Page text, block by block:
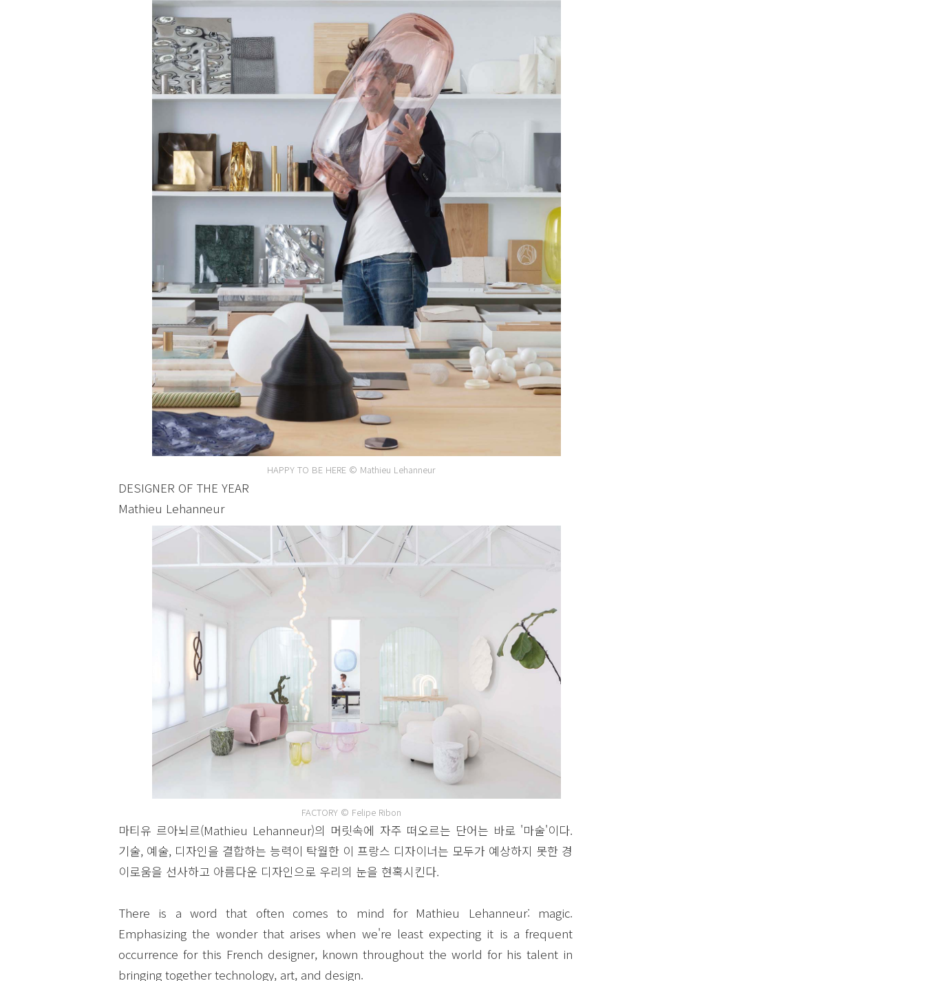
HAPPY TO BE HERE © Mathieu Lehanneur
DESIGNER OF THE YEAR
Mathieu Lehanneur
FACTORY © Felipe Ribon
마티유 르아뇌르(Mathieu Lehanneur)의 머릿속에 자주 떠오르는 단어는 바로 '마술'이다.
기술, 예술, 디자인을 결합하는 능력이 탁월한 이 프랑스 디자이너는 모두가 예상하지 못한 경
이로움을 선사하고 아름다운 디자인으로 우리의 눈을 현혹시킨다.
There is a word that often comes to mind for Mathieu Lehanneur: magic.
Emphasizing the wonder that arises when we're least expecting it is a frequent
occurrence for this French designer, known throughout the world for his talent in
bringing together technology, art, and design.